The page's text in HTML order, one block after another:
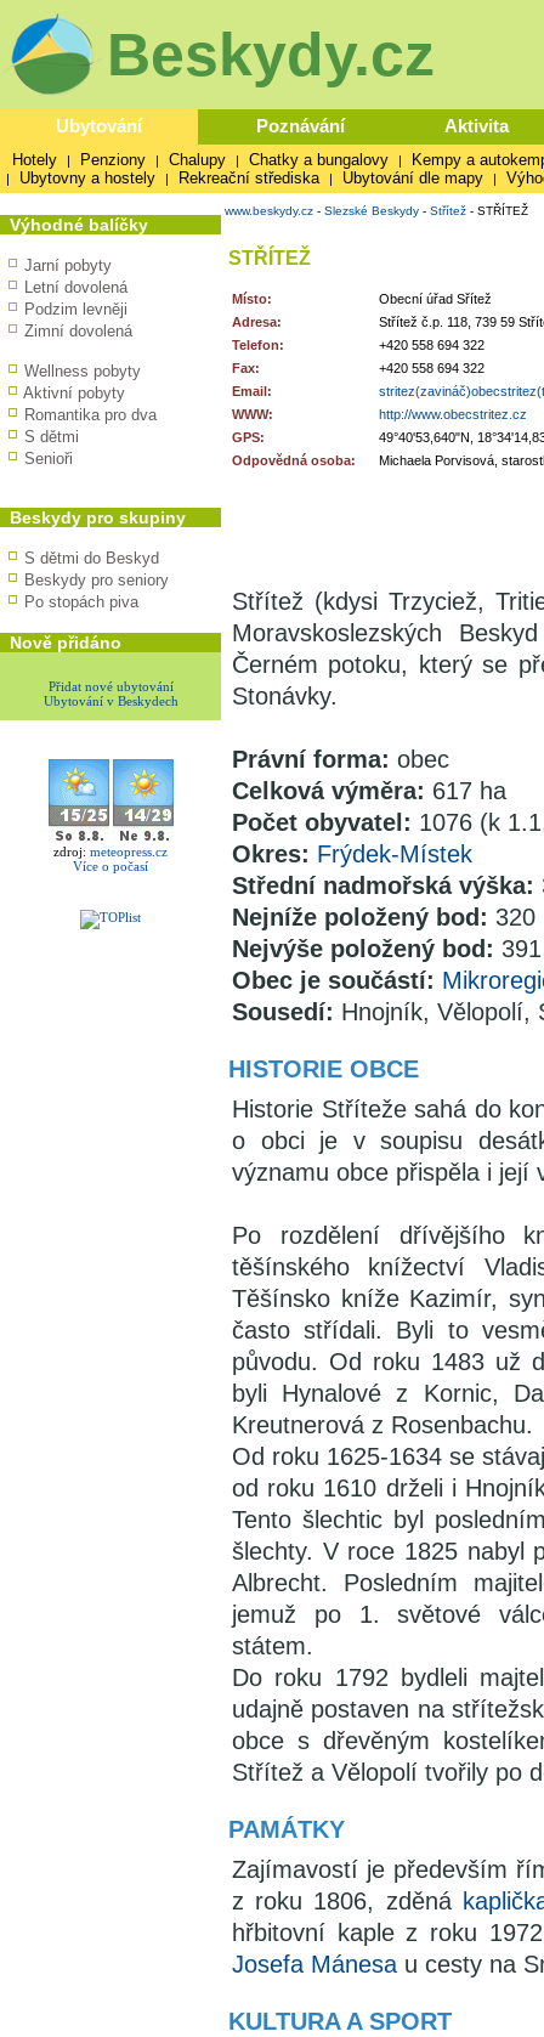
Beskydy.cz
Ubytování Poznávání Aktivita
Hotely | Penziony | Chalupy | Chatky a bungalovy | Kempy a
| Ubytovny a hostely | Rekreační střediska | Ubytování dle mapy |
Výhodné balíčky
Jarní pobyty
Letní dovolená
Podzim levněji
Zimní dovolená
Wellness pobyty
Aktivní pobyty
Romantika pro dva
S dětmi
Senioři
Beskydy pro skupiny
S dětmi do Beskyd
Beskydy pro seniory
Po stopách piva
Nově přidáno
Přidat nové ubytování
Ubytování v Beskydech
zdroj: meteopress.cz
Více o počasí
www.beskydy.cz - Slezské Beskydy - Střítež - STŘÍTEŽ
STŘÍTEŽ
Místo:
Obecní úřad Sřítež
Adresa:
Střítež č.p. 118, 739 59
Telefon:
+420 558 694 322
Fax:
+420 558 694 322
Email:
WWW:
http://www.obecstritez.cz
GPS:
49°40'53,640"N,
Odpovědná osoba:
Michaela Porvisová,
Střítež (kdysi Trzyciež,
Moravskoslezských
Černém potoku, který se
Stonávky.
Právní forma: obec
Celková výměra: 617 ha
Počet obyvatel: 1076 (k
Okres: Frýdek-Místek
Střední nadmořská výška:
Nejníže položený bod: 320
Nejvýše položený bod:
Obec je součástí:
Sousedí: Hnojník, Vělopolí,
HISTORIE OBCE
Historie Stříteže sahá do
o obci je v soupisu
významu obce přispěla i její
Po rozdělení dřívějšího
těšínského knížectví
Těšínsko kníže Kazimír,
často střídali. Byli to
původu. Od roku 1483 už
byli Hynalové z Kornic,
Kreutnerová z Rosenbachu.
Od roku 1625-1634 se
od roku 1610 drželi i
Tento šlechtic byl
šlechty. V roce 1825 nabyl
Albrecht. Posledním
jemuž po 1. světové
státem.
Do roku 1792 bydleli
udajně postaven na
obce s dřevěným
Střítež a Vělopolí tvořily po
PAMÁTKY
Zajímavostí je především
z roku 1806, zděná
hřbitovní kaple z roku
Josefa Mánesa u cesty na
KULTURA A SPORT